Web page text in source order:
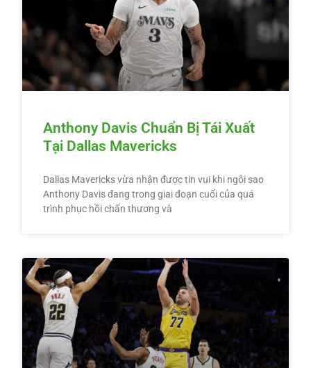
Anthony Davis Chuẩn Bị Tái Xuất
Tại Dallas Mavericks
Dallas Mavericks vừa nhận được tin vui khi ngôi sao
Anthony Davis đang trong giai đoạn cuối của quá
trình phục hồi chấn thương và